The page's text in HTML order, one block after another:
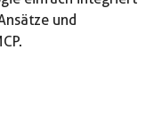
und